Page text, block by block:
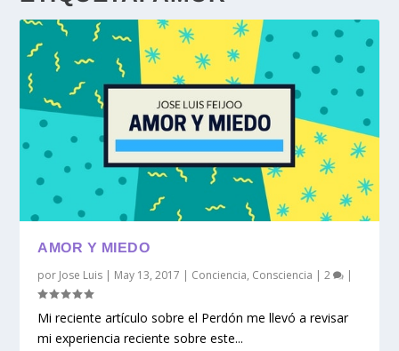
AMOR Y MIEDO
por Jose Luis | May 13, 2017 | Conciencia, Consciencia |2 |
Mi reciente artículo sobre el Perdón me llevó a revisar
mi experiencia reciente sobre este...